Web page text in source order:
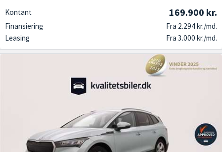
Kontant 169.900 kr.
Finansiering
Fra 2.294 kr./md.
Leasing
Fra 3.000 kr./md.